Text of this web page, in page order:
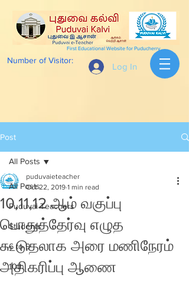
Log In
Number of Visitor:
First Educational Website for Puducherry
Post
All Posts
Puduvai Teachers
Students
6 to 9
10th
All Posts
10,11,12 ஆம் வகுப்பு
பொதுத்தேர்வு எழுத
கூடுதலாக அரை மணிநேரம்
அதிகரிப்பு ஆணை
puduvaieteacher
Oct 22, 2019 1 min read